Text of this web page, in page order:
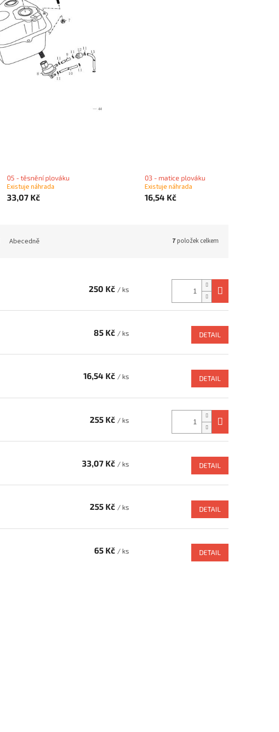
05 - těsnění plováku
Existuje náhrada
33,07 Kč
03 - matice plováku
Existuje náhrada
16,54 Kč
Abecedně 7položek celkem
250 Kč / ks
85 Kč / ks DETAIL
16,54 Kč / ks DETAIL
255 Kč / ks
33,07 Kč / ks DETAIL
255 Kč / ks DETAIL
65 Kč / ks DETAIL